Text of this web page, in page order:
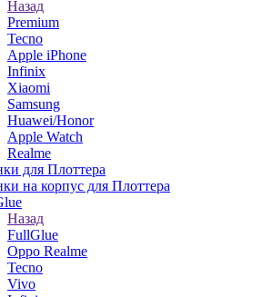
Назад
Premium
Tecno
Apple iPhone
Infinix
Xiaomi
Samsung
Huawei/Honor
Apple Watch
Realme
для Плоттера
на корпус для Плоттера
Назад
FullGlue
Oppo Realme
Tecno
Vivo